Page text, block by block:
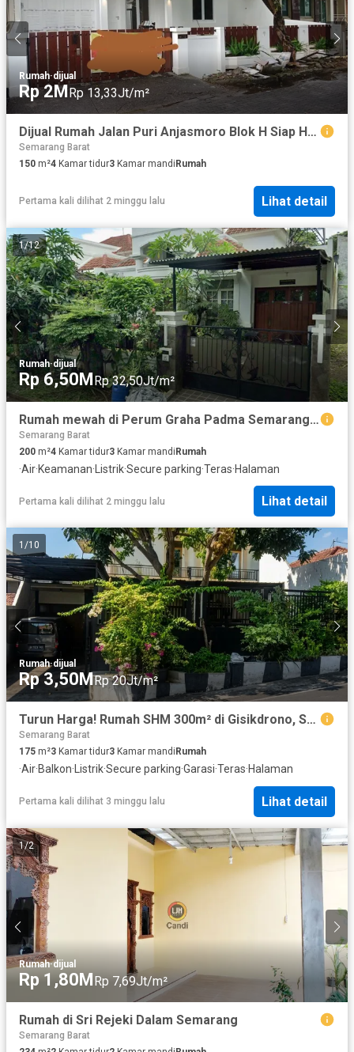
Rumah·dijual
Rp 2M Rp 13,33Jt/m²
Dijual Rumah Jalan Puri Anjasmoro Blok H Siap Huni Dekat Airport
Semarang Barat
150 m²4 Kamar tidur3 Kamar mandi Rumah
Pertama kali dilihat 2 minggu lalu Lihat detail
1/12
Rumah·dijual
Rp 6,50MRp 32,50Jt/m²
Rumah mewah di Perum Graha Padma Semarang Barat
Semarang Barat
200 m²4 Kamar tidur3 Kamar mandiRumah
·Air·Keamanan· Listrik·Secure parking·Teras·Halaman
Pertama kali dilihat 2 minggu lalu Lihat detail
1 /10
Rumah·dijual
Rp 3,50MRp 20Jt/m²
Turun Harga! Rumah SHM 300m² di Gisikdrono, Selangkah ke Columbia Asia
Semarang Barat
175 m²3 Kamar tidur3 Kamar mandi Rumah
·Air·Balkon·Listrik·Secure parking·Garasi·Teras·Halaman
Pertama kali dilihat 3 minggu lalu Lihat detail
1/2
Rumah·dijual
Rp 1,80MRp 7,69Jt/m²
Rumah di Sri Rejeki Dalam Semarang
Semarang Barat